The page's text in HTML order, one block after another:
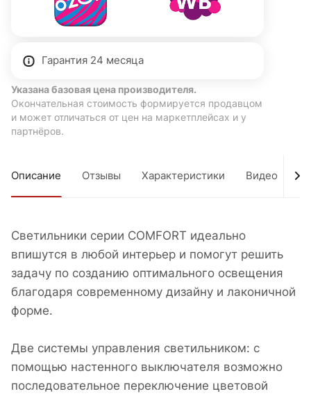
Гарантия 24 месяца
Указана базовая цена производителя.
Окончательная стоимость формируется продавцом
и может отличаться от цен на маркетплейсах и у
партнёров.
Описание Отзывы Характеристики Видео
Светильники серии COMFORT идеально
впишутся в любой интерьер и помогут решить
задачу по созданию оптимального освещения
благодаря современному дизайну и лаконичной
форме.
Две системы управления светильником: с
помощью настенного выключателя возможно
последовательное переключение цветовой